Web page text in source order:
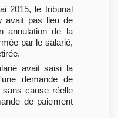
2015, le tribunal
avait pas lieu de
annulation de la
par le salarié,
avait saisi la
demande de
cause réelle
de paiement